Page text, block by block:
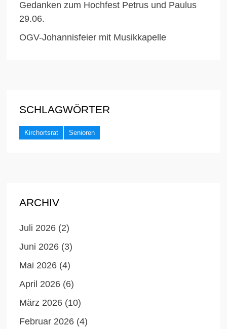
Gedanken zum Hochfest Petrus und Paulus
29.06.
OGV-Johannisfeier mit Musikkapelle
SCHLAGWÖRTER
Kirchortsrat Senioren
ARCHIV
Juli 2026 (2)
Juni 2026 (3)
Mai 2026 (4)
April 2026 (6)
März 2026 (10)
Februar 2026 (4)